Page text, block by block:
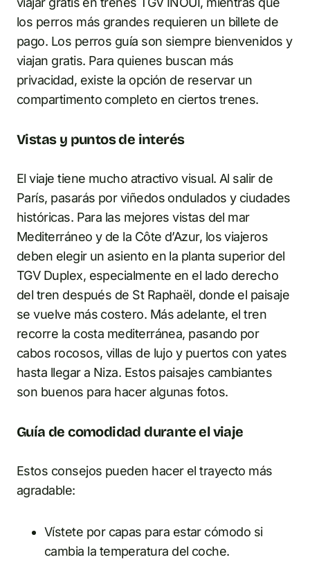
los perros más grandes requieren un billete de
pago. Los perros guía son siempre bienvenidos y
viajan gratis. Para quienes buscan más
privacidad, existe la opción de reservar un
compartimento completo en ciertos trenes.
Vistas y puntos de interés
El viaje tiene mucho atractivo visual. Al salir de
París, pasarás por viñedos ondulados y ciudades
históricas. Para las mejores vistas del mar
Mediterráneo y de la Côte d’Azur, los viajeros
deben elegir un asiento en la planta superior del
TGV Duplex, especialmente en el lado derecho
del tren después de St Raphaël, donde el paisaje
se vuelve más costero. Más adelante, el tren
recorre la costa mediterránea, pasando por
cabos rocosos, villas de lujo y puertos con yates
hasta llegar a Niza. Estos paisajes cambiantes
son buenos para hacer algunas fotos.
Guía de comodidad durante el viaje
Estos consejos pueden hacer el trayecto más
agradable:
Vístete por capas para estar cómodo si
cambia la temperatura del coche.